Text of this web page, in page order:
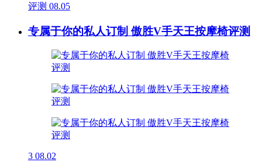
评测 08.05
专属于你的私人订制 傲胜V手天王按摩椅评测
3 08.02